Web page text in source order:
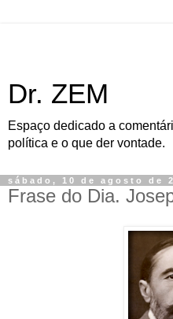
Dr. ZEM
Espaço dedicado a
política e o que der vontade.
sábado, 10 de agosto de
Frase do Dia.